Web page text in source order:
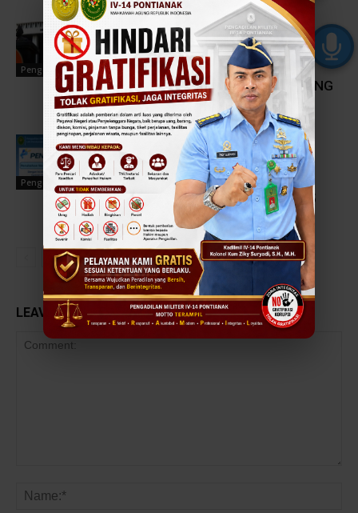
Pengumuman
PENGUMUMAN 3 BESAR HASIL
PELAKSANAAN SELEKSI TERBUKA
PENGISIAN JPT MADYA DAN
PRATAMA PADA MAHKAMAH AGUNG
RI TA. 2026
Pengumuman
PERUBAHAN NOMOR LAYANAN
APLIKASI SIPOPMIL (SISTEM
INFORMASI PELAYANAN ONLINE
PENGADILAN MILITER) DILMIL I-05
PONTIANAK
LEAVE A REPLY